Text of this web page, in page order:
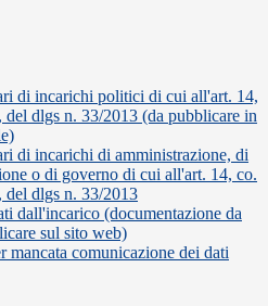
di incarichi politici di cui all'art. 14,
del dlgs n. 33/2013 (da pubblicare in
di incarichi di amministrazione, di
o di governo di cui all'art. 14, co.
del dlgs n. 33/2013
dall'incarico (documentazione da
sul sito web)
mancata comunicazione dei dati